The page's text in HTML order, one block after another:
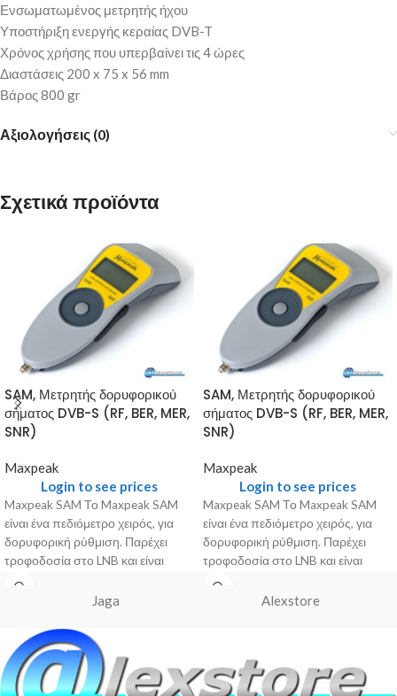
Ενσωματωμένος μετρητής ήχου
Υποστήριξη ενεργής κεραίας DVB-T
Χρόνος χρήσης που υπερβαίνει τις 4 ώρες
Διαστάσεις 200 x 75 x 56 mm
Βάρος 800 gr
Αξιολογήσεις (0)
Σχετικά προϊόντα
SAM, Μετρητής δορυφορικού
σήματος DVB-S (RF, BER, MER,
SNR)
Maxpeak
Login to see prices
Maxpeak SAM Το Maxpeak SAM
είναι ένα πεδιόμετρο χειρός, για
δορυφορική ρύθμιση. Παρέχει
τροφοδοσία στο LNB και είναι
προγραμματισμένο εκ
SAM, Μετρητής δορυφορικού
σήματος DVB-S (RF, BER, MER,
SNR)
Maxpeak
Login to see prices
Maxpeak SAM Το Maxpeak SAM
είναι ένα πεδιόμετρο χειρός, για
δορυφορική ρύθμιση. Παρέχει
τροφοδοσία στο LNB και είναι
προγραμματισμένο εκ
Jaga Alexstore